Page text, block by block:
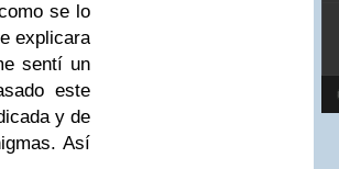
se lo
explicara
sentí un
este
y de
Así